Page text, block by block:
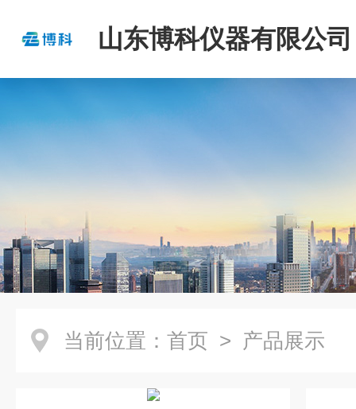
山东博科仪器有限公司
当前位置： 首页 > 产品展示